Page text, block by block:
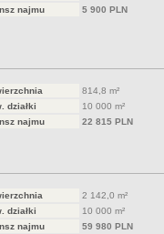
najmu
5 900 PLN
814,8 m²
działki
10 000 m²
najmu
22 815 PLN
2 142,0 m²
działki
10 000 m²
najmu
59 980 PLN